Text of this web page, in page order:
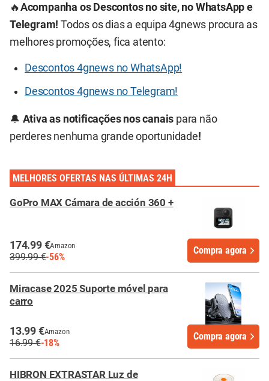
🔥Acompanha os Descontos no site, no WhatsApp e
Telegram! Todos os dias a equipa 4gnews procura as
melhores promoções, fica atento:
Descontos 4gnews no WhatsApp!
Descontos 4gnews no Telegram!
🔔 Ativa as notificações nos canais para não
perderes nenhuma grande oportunidade!
MELHORES OFERTAS NAS ÚLTIMAS 24H
GoPro MAX Cámara de acción 360 +
174.99 €Amazon
399.99 €-56%
Compra agora
Miracase 2025 Suporte móvel para
carro
13.99 €Amazon
16.99 €-18%
Compra agora
HIBRON EXTRASTAR Luz de